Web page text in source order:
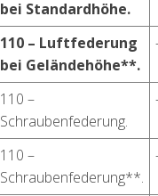
bei Standardhöhe.
110 – Luftfederung
bei Geländehöhe**.
110 –
Schraubenfederung.
110 –
Schraubenfederung**.